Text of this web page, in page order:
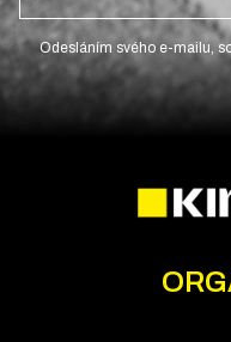
Odesláním svého e-mailu,